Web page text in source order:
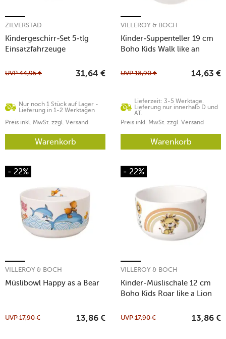
Kindergeschirr-Set 5-tlg
Einsatzfahrzeuge
ZILVERSTAD
Nur noch 1 Stück auf Lager -
Lieferung in 1-2 Werktagen
UVP44,95 € 31,64 €
Preis inkl. MwSt. zzgl. Versand
Warenkorb
Kinder-Suppenteller 19 cm
Boho Kids Walk like an
VILLEROY & BOCH
Lieferzeit: 3-5 Werktage.
Lieferung nur innerhalb D und
AT.
UVP18,90 € 14,63 €
Preis inkl. MwSt. zzgl. Versand
Warenkorb
- 22%
Müslibowl Happy as a Bear
VILLEROY & BOCH
UVP17,90 € 13,86 €
- 22%
Kinder-Müslischale 12 cm
Boho Kids Roar like a Lion
VILLEROY & BOCH
UVP17,90 € 13,86 €